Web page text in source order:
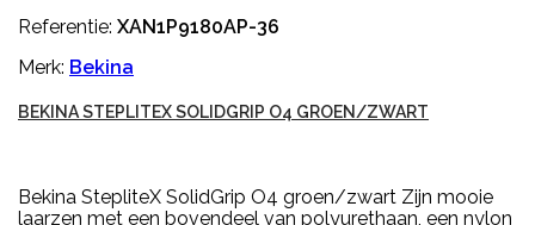
Referentie: XAN1P9180AP-36
Merk: Bekina
BEKINA STEPLITEX SOLIDGRIP O4 GROEN/ZWART
Bekina StepliteX SolidGrip O4 groen/zwart Zijn mooie
laarzen met een bovendeel van polyurethaan, een nylon